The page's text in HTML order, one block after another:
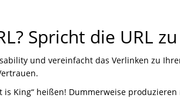
Spricht die URL
und vereinfacht das Verlinken zu
King“ heißen! Dummerweise produzieren